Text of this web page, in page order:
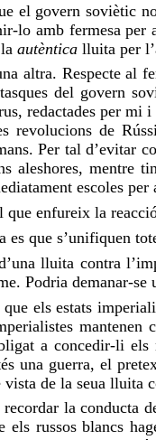
el govern soviètic
lo amb fermesa
autèntica lluita per
altra. Respecte al
del govern
redactades per mi
revolucions de
Per tal d’evitar
aleshores, mentre
escoles
que enfureix la
es que s’unifiquen
lluita contra
Podria demanar-
els estats
a concedir-li
una guerra, el
vista de la seua
la conducta
els russos blancs